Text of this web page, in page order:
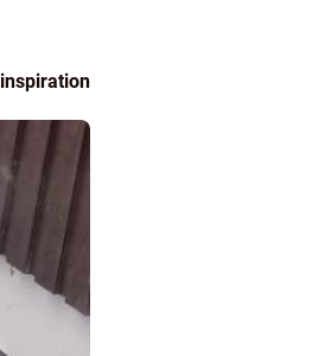
inspiration